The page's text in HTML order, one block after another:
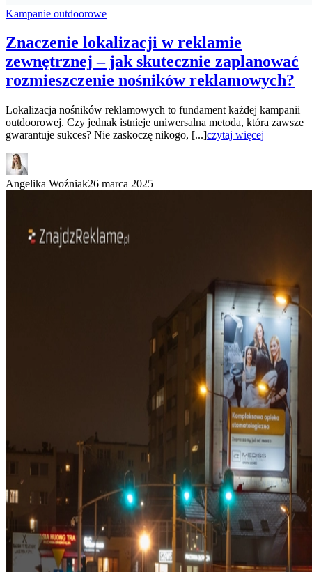
Kampanie outdoorowe
Znaczenie lokalizacji w reklamie
zewnętrznej – jak skutecznie zaplanować
rozmieszczenie nośników reklamowych?
Lokalizacja nośników reklamowych to fundament każdej kampanii
outdoorowej. Czy jednak istnieje uniwersalna metoda, która zawsze
gwarantuje sukces? Nie zaskoczę nikogo, [...]czytaj więcej
Angelika Woźniak26 marca 2025